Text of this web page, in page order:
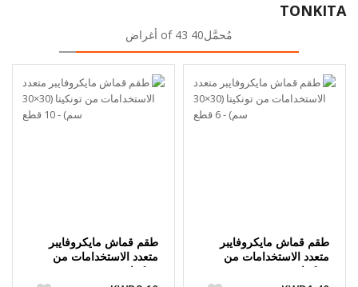
TONKITA
مُحمَّل40 of 43 أغراض
طقم قماش مايكروفايبر
متعدد الاستخدامات من
طقم قماش مايكروفايبر
متعدد الاستخدامات من